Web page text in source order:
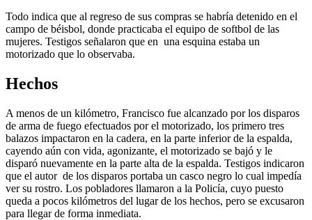
Todo indica que al regreso de sus compras se habría detenido en el
campo de béisbol, donde practicaba el equipo de softbol de las
mujeres. Testigos señalaron que en una esquina estaba un
motorizado que lo observaba.
Hechos
A menos de un kilómetro, Francisco fue alcanzado por los disparos
de arma de fuego efectuados por el motorizado, los primero tres
balazos impactaron en la cadera, en la parte inferior de la espalda,
cayendo aún con vida, agonizante, el motorizado se bajó y le
disparó nuevamente en la parte alta de la espalda. Testigos indicaron
que el autor de los disparos portaba un casco negro lo cual impedía
ver su rostro. Los pobladores llamaron a la Policía, cuyo puesto
queda a pocos kilómetros del lugar de los hechos, pero se excusaron
para llegar de forma inmediata.